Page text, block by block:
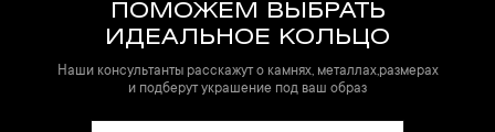
ПОМОЖЕМ ВЫБРАТЬ
ИДЕАЛЬНОЕ КОЛЬЦО
Наши консультанты расскажут о камнях, металлах,размерах
и подберут украшение под ваш образ